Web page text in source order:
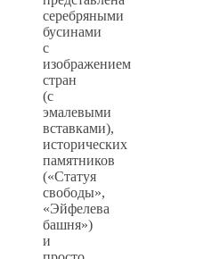
серебряными
бусинами
с
изображением
стран
(с
эмалевыми
вставками),
исторических
памятников
(«Статуя
свободы»,
«Эйфелева
башня»)
и